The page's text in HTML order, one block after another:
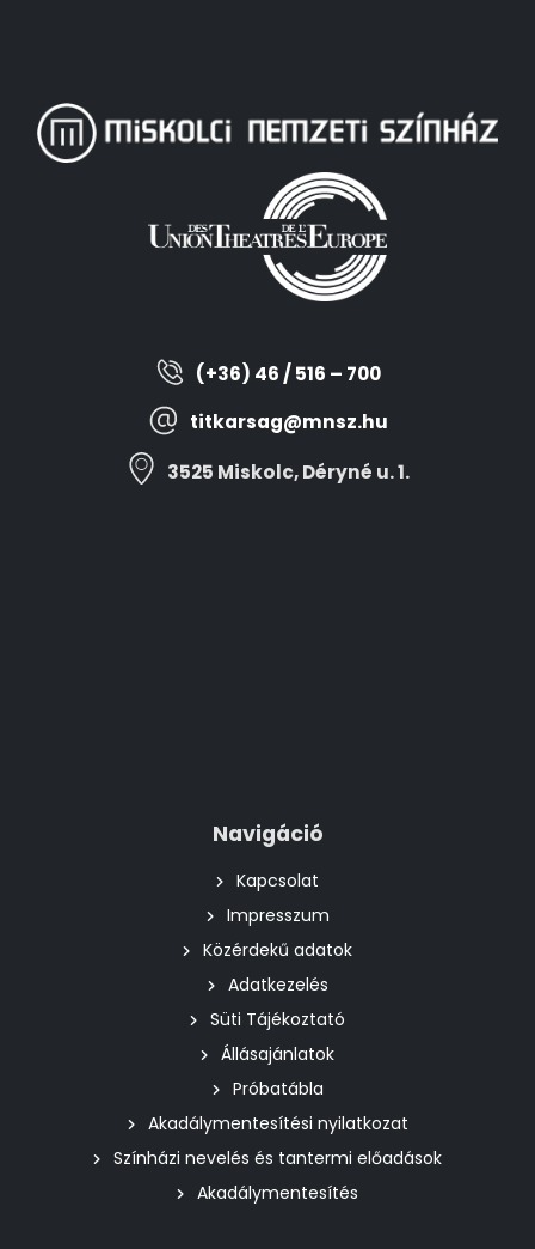
(+36) 46 / 516 – 700
titkarsag@mnsz.hu
3525 Miskolc, Déryné u. 1.
Navigáció
Kapcsolat
Impresszum
Közérdekű adatok
Adatkezelés
Süti Tájékoztató
Állásajánlatok
Próbatábla
Akadálymentesítési nyilatkozat
Színházi nevelés és tantermi előadások
Akadálymentesítés